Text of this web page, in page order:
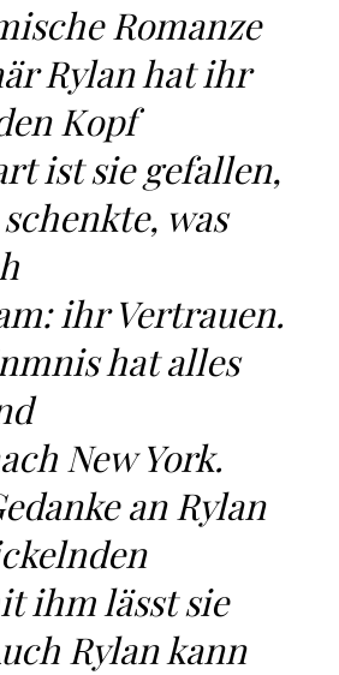
Romanze
Rylan hat ihr
Kopf
ist sie gefallen,
was
ihr Vertrauen.
hat alles
New York.
an Rylan
ihm lässt sie
Rylan kann